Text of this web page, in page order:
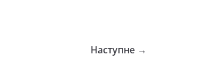
Наступне →